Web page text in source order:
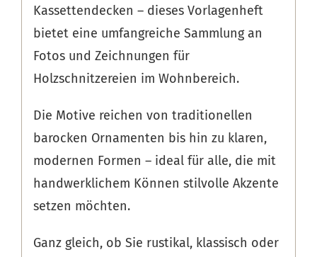
Kassettendecken – dieses Vorlagenheft
bietet eine umfangreiche Sammlung an
Fotos und Zeichnungen für
Holzschnitzereien im Wohnbereich.
Die Motive reichen von traditionellen
barocken Ornamenten bis hin zu klaren,
modernen Formen – ideal für alle, die mit
handwerklichem Können stilvolle Akzente
setzen möchten.
Ganz gleich, ob Sie rustikal, klassisch oder